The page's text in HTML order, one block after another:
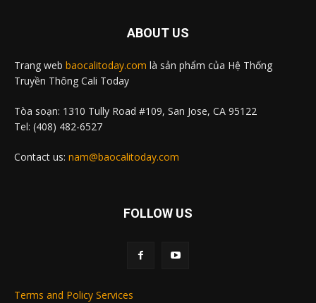
ABOUT US
Trang web baocalitoday.com là sản phẩm của Hệ Thống
Truyền Thông Cali Today
Tòa soạn: 1310 Tully Road #109, San Jose, CA 95122
Tel: (408) 482-6527
Contact us: nam@baocalitoday.com
FOLLOW US
Terms and Policy Services